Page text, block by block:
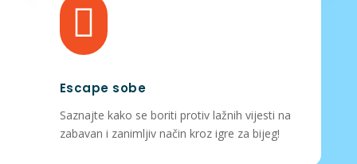

Escape sobe
Saznajte kako se boriti protiv lažnih vijesti na
zabavan i zanimljiv način kroz igre za bijeg!